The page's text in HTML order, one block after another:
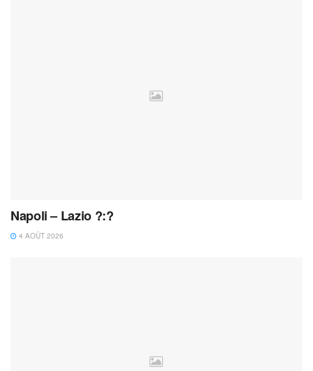
Napoli – Lazio ?:?
4 AOÛT 2026